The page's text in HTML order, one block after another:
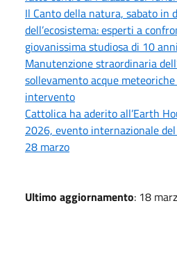
Il Canto della natura, sabato in
dell’ecosistema: esperti a
giovanissima studiosa di 10 anni
Manutenzione straordinaria
sollevamento acque
intervento
Cattolica ha aderito all’Earth
2026, evento internazionale
28 marzo
Ultimo aggiornamento: 18